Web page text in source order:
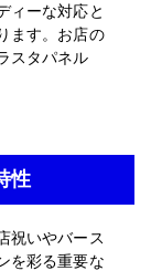
ィーな対応と
ます。お店の
スタパネル
性
祝いやバース
を彩る重要な